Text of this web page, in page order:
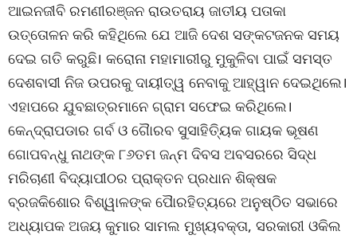
ଆଇନଜୀବି ରମଣୀରଞ୍ଜନ ରାଉତରାୟ ଜାତୀୟ ପତାକା
ଉତ୍ତୋଳନ କରି କହିଥିଲେ ଯେ ଆଜି ଦେଶ ସଙ୍କଟଜନକ ସମୟ
ଦେଇ ଗତି କରୁଛି। କରୋନା ମହାମାରୀରୁ ମୁକୁଳିବା ପାଇଁ ସମସ୍ତ
ଦେଶବାସୀ ନିଜ ଉପରକୁ ଦାୟୀତ୍ୱ ନେବାକୁ ଆହ୍ୱାନ ଦେଇଥିଲେ।
ଏହାପରେ ଯୁବଛାତ୍ରମାନେ ଗ୍ରାମ ସଫେଇ କରିଥିଲେ।
କେନ୍ଦ୍ରାପଡାର ଗର୍ବ ଓ ଗୈାରବ ସୁସାହିତ୍ୟିକ ଗାୟକ ଭୂଷଣ
ଗୋପବନ୍ଧୁ ନାଥଙ୍କ ୮୬ତମ ଜନ୍ମ ଦିବସ ଅବସରରେ ସିଦ୍ଧ
ମରିଚାଣୀ ବିଦ୍ୟାପୀଠର ପ୍ରାକ୍ତନ ପ୍ରଧାନ ଶିକ୍ଷକ
ବ୍ରଜକିଶୋର ବିଶ୍ୱାଳଙ୍କ ପୈାରହିତ୍ୟରେ ଅନୁଷ୍ଠିତ ସଭାରେ
ଅଧ୍ୟାପକ ଅଜୟ କୁମାର ସାମଲ ମୁଖ୍ୟବକ୍ତା, ସରକାରୀ ଓକିଲ